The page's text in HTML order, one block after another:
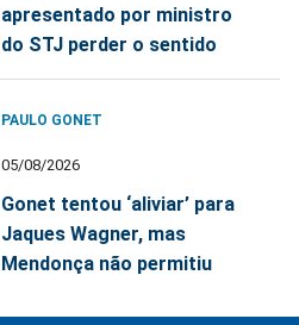
apresentado por ministro
do STJ perder o sentido
PAULO GONET
05/08/2026
Gonet tentou ‘aliviar’ para
Jaques Wagner, mas
Mendonça não permitiu